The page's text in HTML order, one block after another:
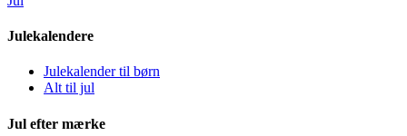
Julekalendere
Julekalender til børn
Alt til jul
Jul efter mærke